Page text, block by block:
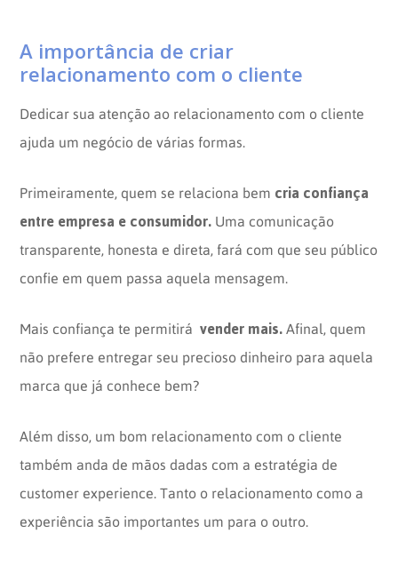
A importância de criar
relacionamento com o cliente
Dedicar sua atenção ao relacionamento com o cliente
ajuda um negócio de várias formas.
Primeiramente, quem se relaciona bem cria confiança
entre empresa e consumidor. Uma comunicação
transparente, honesta e direta, fará com que seu público
confie em quem passa aquela mensagem.
Mais confiança te permitirávender mais.Afinal, quem
não prefere entregar seu precioso dinheiro para aquela
marca que já conhece bem?
Além disso, um bom relacionamento com o cliente
também anda de mãos dadas com a estratégia de
customer experience. Tanto o relacionamento como a
experiência são importantes um para o outro.